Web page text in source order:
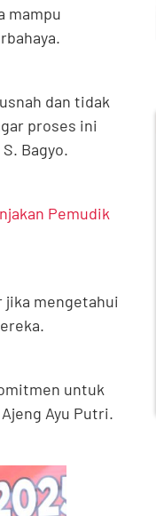
mampu
dan tidak
proses ini
Bagyo.
Pemudik
jika mengetahui
untuk
Ayu Putri.